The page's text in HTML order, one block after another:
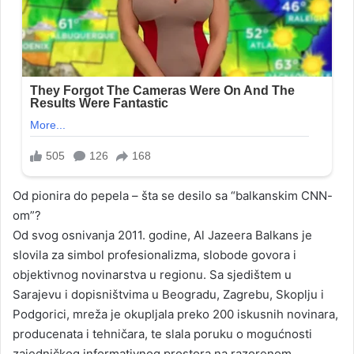
Od pionira do pepela – šta se desilo sa “balkanskim CNN-
om”?
Od svog osnivanja 2011. godine, Al Jazeera Balkans je
slovila za simbol profesionalizma, slobode govora i
objektivnog novinarstva u regionu. Sa sjedištem u
Sarajevu i dopisništvima u Beogradu, Zagrebu, Skoplju i
Podgorici, mreža je okupljala preko 200 iskusnih novinara,
producenata i tehničara, te slala poruku o mogućnosti